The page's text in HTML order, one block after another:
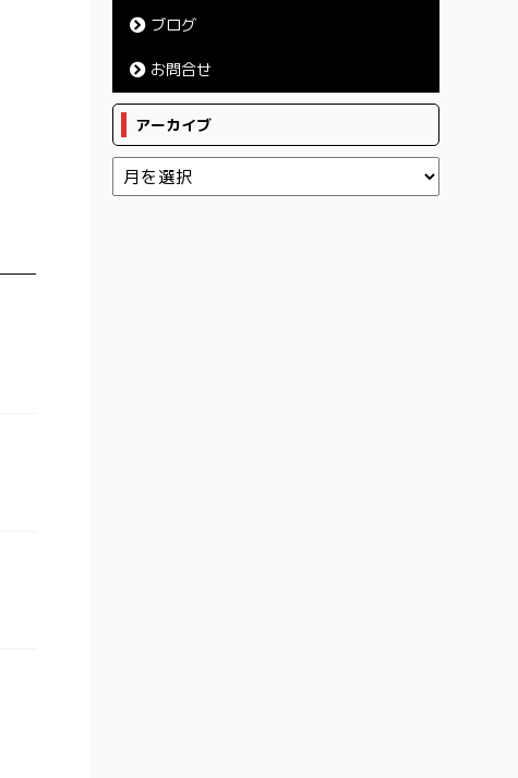
ブログ
お問合せ
アーカイブ